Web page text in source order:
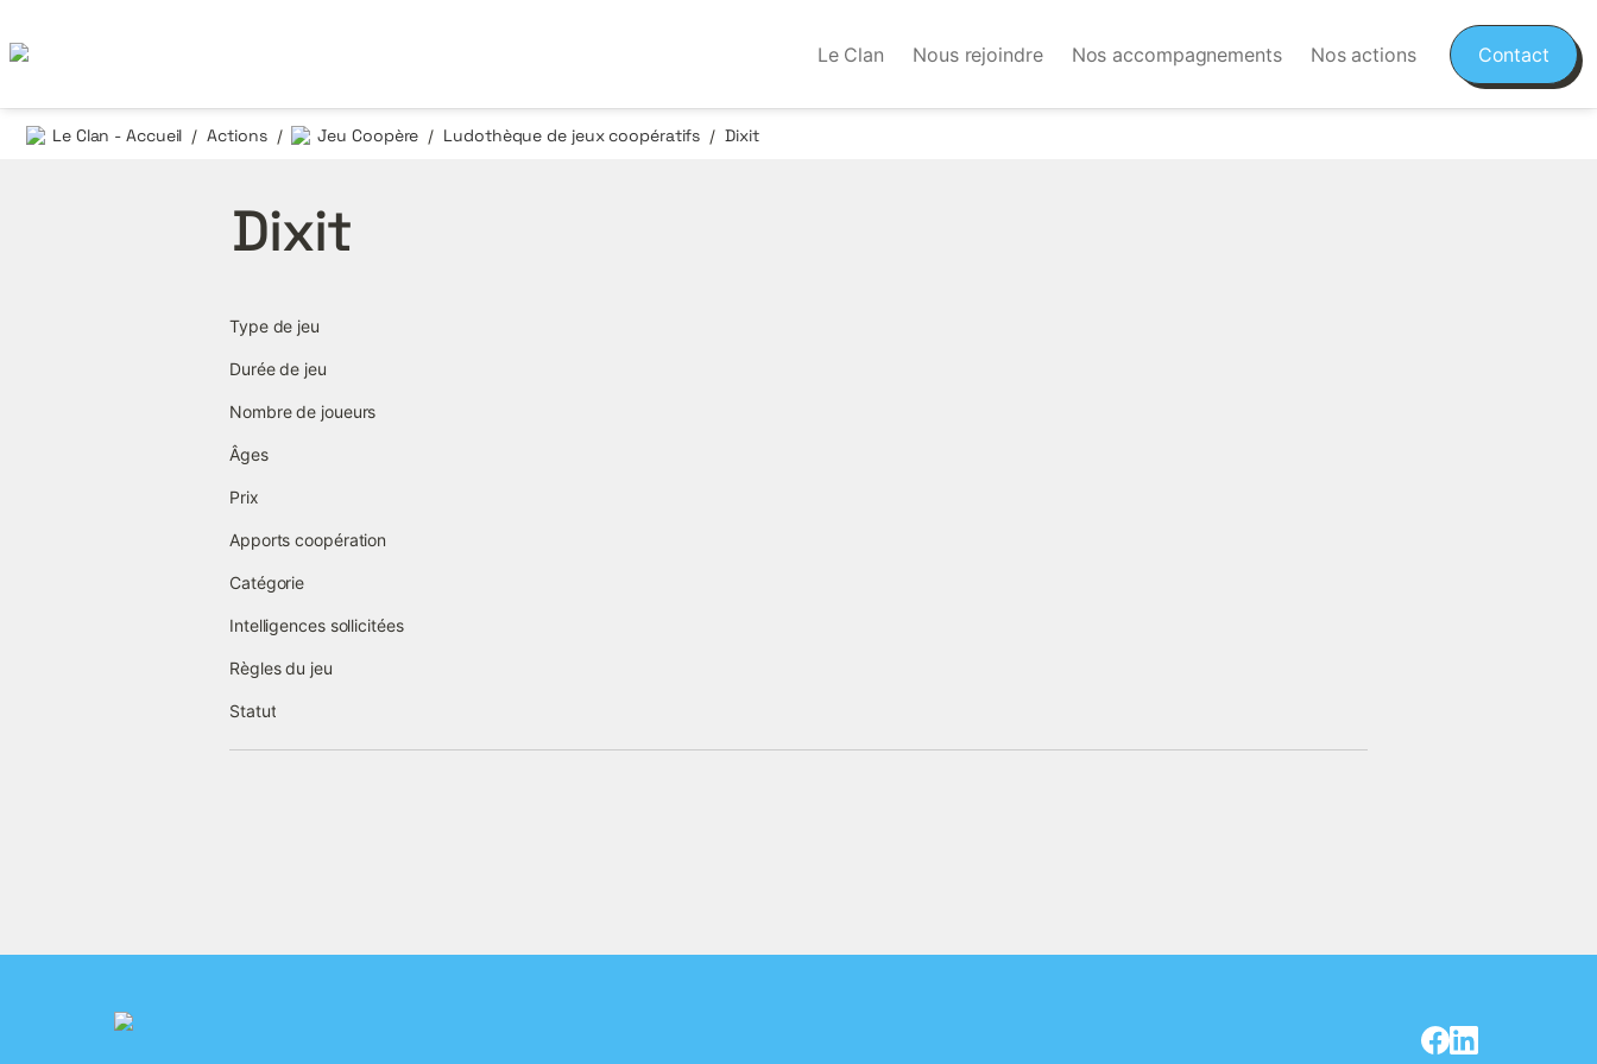
Le Clan Nous rejoindre Nos accompagnements Nos actions Contact
Le Clan - Accueil / Actions / Jeu Coopère / Ludothèque de jeux coopératifs / Dixit
Dixit
Type de jeu
Durée de jeu
Nombre de joueurs
Âges
Prix
Apports coopération
Catégorie
Intelligences sollicitées
Règles du jeu
Statut